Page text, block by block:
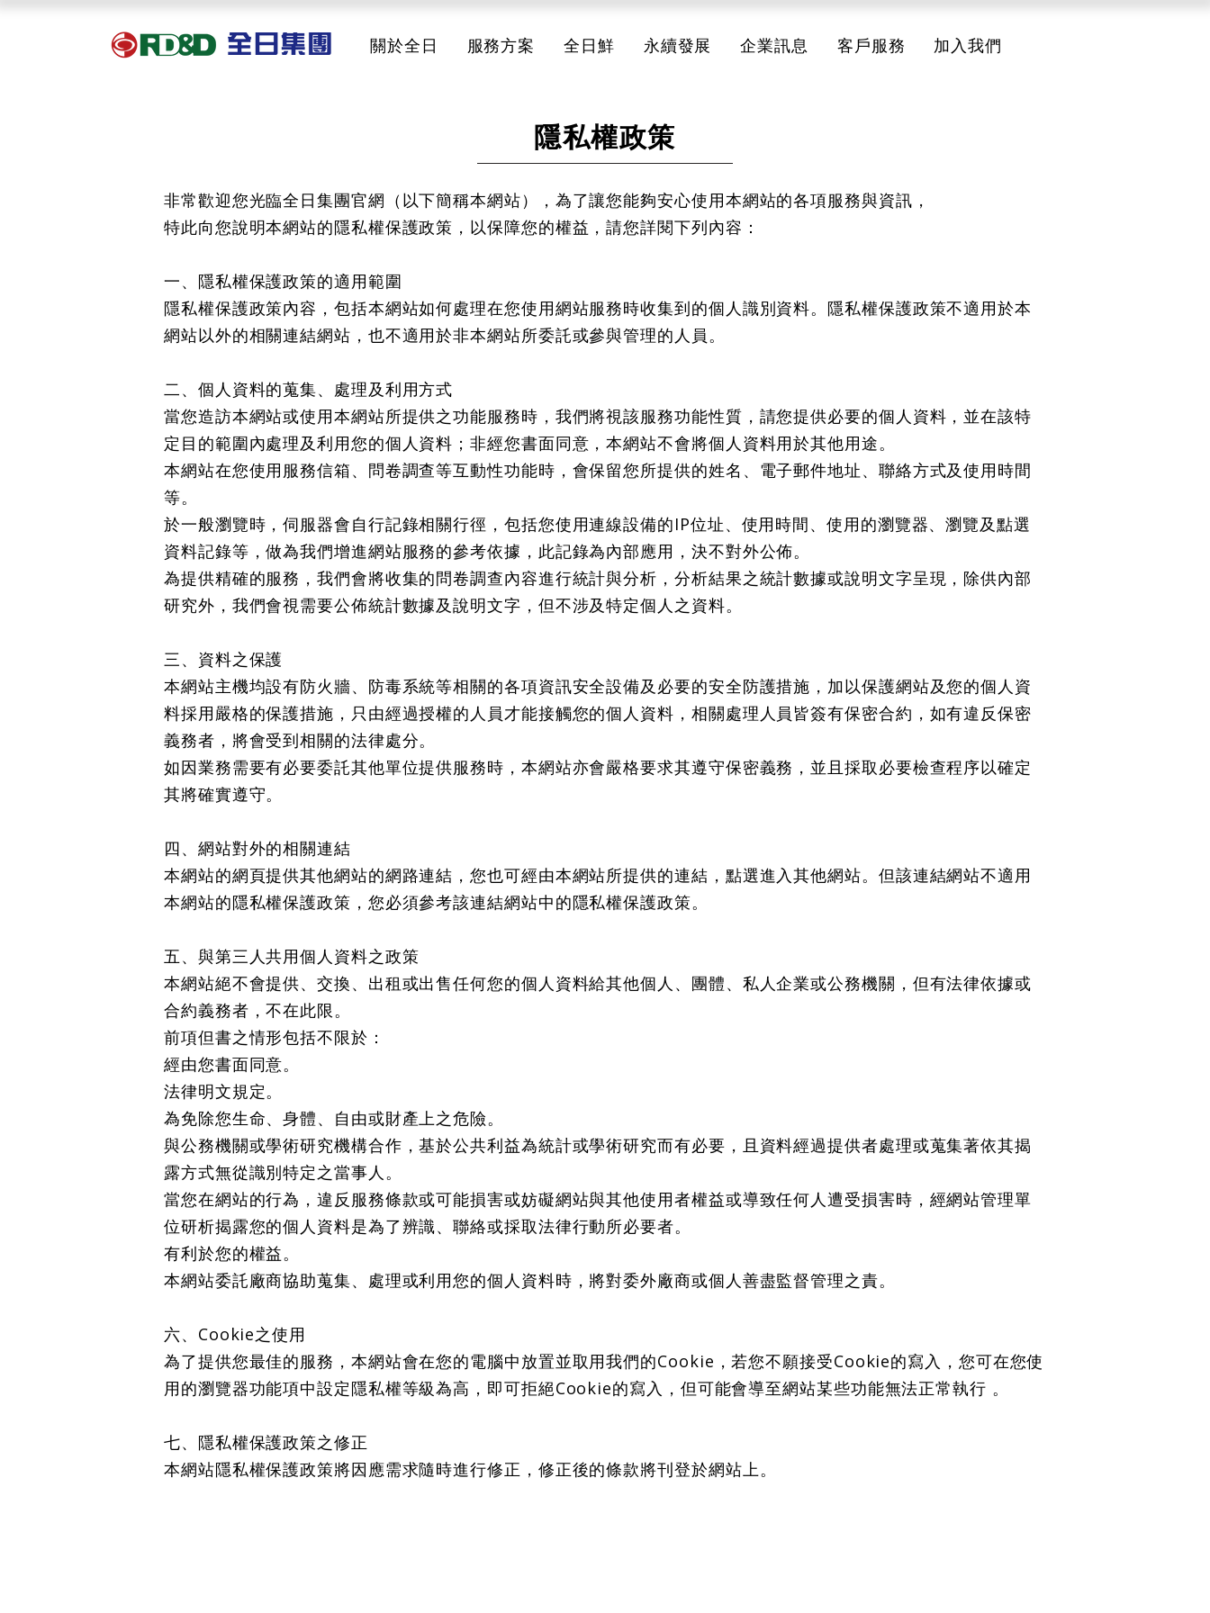
關於全日 服務方案 全日鮮 永續發展 企業訊息 客戶服務 加入我們
隱私權政策
非常歡迎您光臨全日集團官網（以下簡稱本網站），為了讓您能夠安心使用本網站的各項服務與資訊，
特此向您說明本網站的隱私權保護政策，以保障您的權益，請您詳閱下列內容：
一、隱私權保護政策的適用範圍
隱私權保護政策內容，包括本網站如何處理在您使用網站服務時收集到的個人識別資料。隱私權保護政策不適用於本
網站以外的相關連結網站，也不適用於非本網站所委託或參與管理的人員。
二、個人資料的蒐集、處理及利用方式
當您造訪本網站或使用本網站所提供之功能服務時，我們將視該服務功能性質，請您提供必要的個人資料，並在該特
定目的範圍內處理及利用您的個人資料；非經您書面同意，本網站不會將個人資料用於其他用途。
本網站在您使用服務信箱、問卷調查等互動性功能時，會保留您所提供的姓名、電子郵件地址、聯絡方式及使用時間
等。
於一般瀏覽時，伺服器會自行記錄相關行徑，包括您使用連線設備的IP位址、使用時間、使用的瀏覽器、瀏覽及點選
資料記錄等，做為我們增進網站服務的參考依據，此記錄為內部應用，決不對外公佈。
為提供精確的服務，我們會將收集的問卷調查內容進行統計與分析，分析結果之統計數據或說明文字呈現，除供內部
研究外，我們會視需要公佈統計數據及說明文字，但不涉及特定個人之資料。
三、資料之保護
本網站主機均設有防火牆、防毒系統等相關的各項資訊安全設備及必要的安全防護措施，加以保護網站及您的個人資
料採用嚴格的保護措施，只由經過授權的人員才能接觸您的個人資料，相關處理人員皆簽有保密合約，如有違反保密
義務者，將會受到相關的法律處分。
如因業務需要有必要委託其他單位提供服務時，本網站亦會嚴格要求其遵守保密義務，並且採取必要檢查程序以確定
其將確實遵守。
四、網站對外的相關連結
本網站的網頁提供其他網站的網路連結，您也可經由本網站所提供的連結，點選進入其他網站。但該連結網站不適用
本網站的隱私權保護政策，您必須參考該連結網站中的隱私權保護政策。
五、與第三人共用個人資料之政策
本網站絕不會提供、交換、出租或出售任何您的個人資料給其他個人、團體、私人企業或公務機關，但有法律依據或
合約義務者，不在此限。
前項但書之情形包括不限於：
經由您書面同意。
法律明文規定。
為免除您生命、身體、自由或財產上之危險。
與公務機關或學術研究機構合作，基於公共利益為統計或學術研究而有必要，且資料經過提供者處理或蒐集著依其揭
露方式無從識別特定之當事人。
當您在網站的行為，違反服務條款或可能損害或妨礙網站與其他使用者權益或導致任何人遭受損害時，經網站管理單
位研析揭露您的個人資料是為了辨識、聯絡或採取法律行動所必要者。
有利於您的權益。
本網站委託廠商協助蒐集、處理或利用您的個人資料時，將對委外廠商或個人善盡監督管理之責。
六、Cookie之使用
為了提供您最佳的服務，本網站會在您的電腦中放置並取用我們的Cookie，若您不願接受Cookie的寫入，您可在您使
用的瀏覽器功能項中設定隱私權等級為高，即可拒絕Cookie的寫入，但可能會導至網站某些功能無法正常執行 。
七、隱私權保護政策之修正
本網站隱私權保護政策將因應需求隨時進行修正，修正後的條款將刊登於網站上。